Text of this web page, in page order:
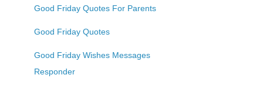
Good Friday Quotes For Parents
Good Friday Quotes
Good Friday Wishes Messages
Responder